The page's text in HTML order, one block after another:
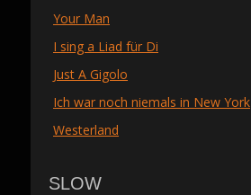
Your Man
I sing a Liad für Di
Just A Gigolo
Ich war noch niemals in New York
Westerland
SLOW